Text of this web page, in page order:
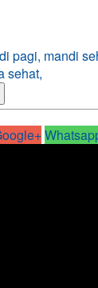
pagi, mandi
sehat,